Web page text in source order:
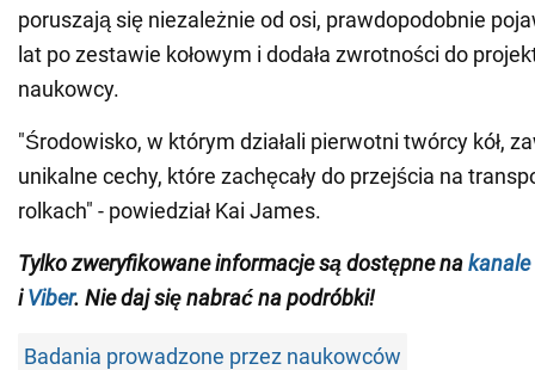
poruszają się niezależnie od osi, prawdopodobnie
lat po zestawie kołowym i dodała zwrotności do
naukowcy.
"Środowisko, w którym działali pierwotni twórcy kół,
unikalne cechy, które zachęcały do przejścia na
rolkach" - powiedział Kai James.
Tylko zweryfikowane informacje są dostępne nakanale
iViber. Nie daj się nabrać na podróbki!
Badania prowadzone przez naukowców